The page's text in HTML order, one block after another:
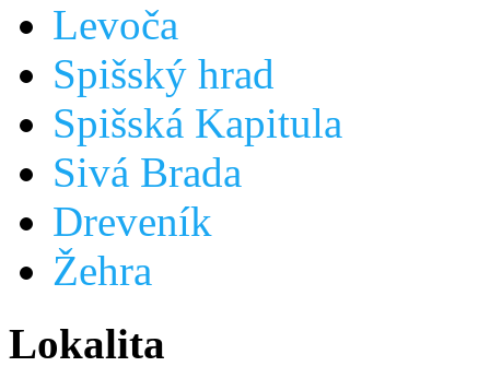
Levoča
Spišský hrad
Spišská Kapitula
Sivá Brada
Dreveník
Žehra
Lokalita